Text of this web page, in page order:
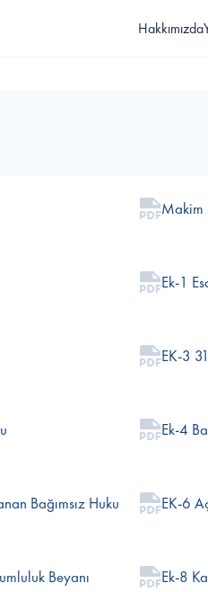
Hakkımızda
Makim
Ek-1
EK-3
Ek-4
Bağımsız Hukukçu Raporu
EK-6
Beyanı Ek-8